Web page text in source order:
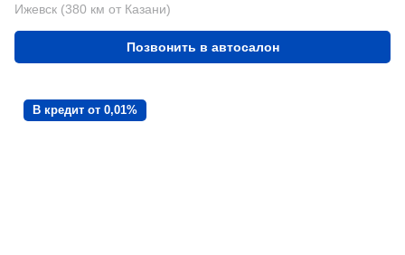
Ижевск (380 км от Казани)
Позвонить в автосалон
В кредит от 0,01%